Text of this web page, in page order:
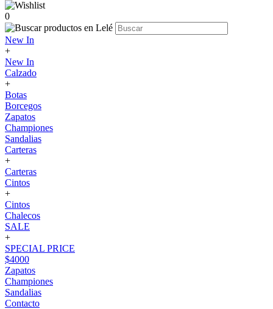
0
New In
+
New In
Calzado
+
Botas
Borcegos
Zapatos
Championes
Sandalias
Carteras
+
Carteras
Cintos
+
Cintos
Chalecos
SALE
+
SPECIAL PRICE
$4000
Zapatos
Championes
Sandalias
Contacto